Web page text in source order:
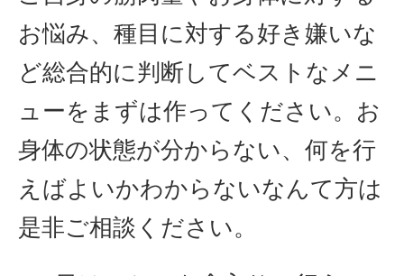
お悩み、種目に対する好き嫌いな
ど総合的に判断してベストなメニ
ューをまずは作ってください。お
身体の状態が分からない、何を行
えばよいかわからないなんて方は
是非ご相談ください。